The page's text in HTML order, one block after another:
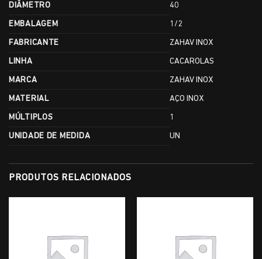
DIÂMETRO 40
EMBALAGEM 1/2
FABRICANTE ZAHAV INOX
LINHA CACAROLAS
MARCA ZAHAV INOX
MATERIAL AÇO INOX
MÚLTIPLOS 1
UNIDADE DE MEDIDA UN
PRODUTOS RELACIONADOS